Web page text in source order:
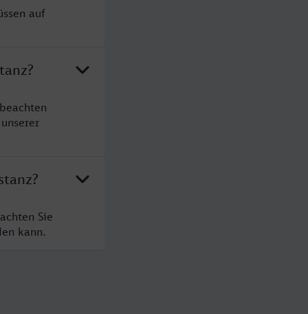
auf
Sie
kann.